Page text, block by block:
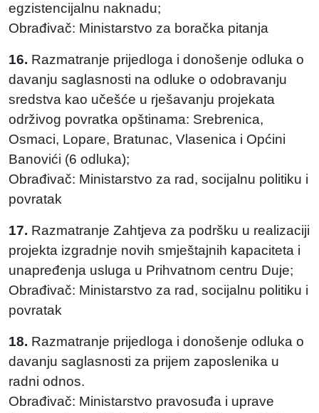
egzistencijalnu naknadu;
Obrađivač: Ministarstvo za boračka pitanja
16. Razmatranje prijedloga i donošenje odluka o
davanju saglasnosti na odluke o odobravanju
sredstva kao učešće u rješavanju projekata
održivog povratka opštinama: Srebrenica,
Osmaci, Lopare, Bratunac, Vlasenica i Općini
Banovići (6 odluka);
Obrađivač: Ministarstvo za rad, socijalnu politiku i
povratak
17. Razmatranje Zahtjeva za podršku u realizaciji
projekta izgradnje novih smještajnih kapaciteta i
unapređenja usluga u Prihvatnom centru Duje;
Obrađivač: Ministarstvo za rad, socijalnu politiku i
povratak
18. Razmatranje prijedloga i donošenje odluka o
davanju saglasnosti za prijem zaposlenika u
radni odnos.
Obrađivač: Ministarstvo pravosuđa i uprave